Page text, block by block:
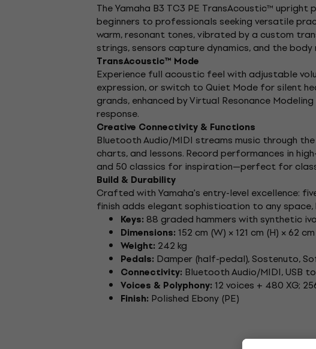
The Yamaha B3 TC3 PE TransAcoustic™
beginners to professionals seeking versatile
warm, resonant tones, vibrated by a custom
strings, sensors capture dynamics, and the
TransAcoustic™ Mode
Experience full acoustic feel with adjustable
expression, or switch to Quiet Mode for silent
grands, enhanced by Virtual Resonance
response.
Creative Connectivity & Functions
Bluetooth Audio/MIDI streams music through
charts, and lessons. Record performances in
and 50 classics for inspiration—perfect for
Build & Durability
Crafted with Yamaha's entry-level excellence:
finish adds elegant sophistication to any
Keys: 88 graded hammers with synthetic
Dimensions: 152 cm (W) × 121 cm (H) × 62
Weight: 242 kg
Pedals: Damper (half-pedal), Sostenuto,
Connectivity: Bluetooth Audio/MIDI, USB
Voices & Polyphony: 12 voices + 480 XG;
Finish: Polished Ebony (PE)